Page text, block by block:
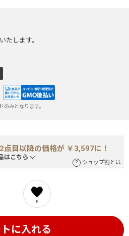
たします。
みとなります。
点目以降の価格が ￥3,597に！
はこちら
ショップ割とは
8
に入れる